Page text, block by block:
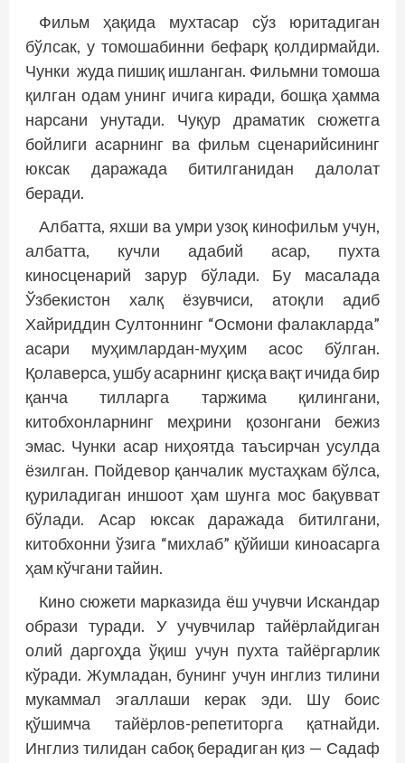
Фильм ҳақида мухтасар сўз юритадиган
бўлсак, у томошабинни бефарқ қолдирмайди.
Чунки жуда пишиқ ишланган. Фильмни томоша
қилган одам унинг ичига киради, бошқа ҳамма
нарсани унутади. Чуқур драматик сюжетга
бойлиги асарнинг ва фильм сценарийсининг
юксак даражада битилганидан далолат
беради.
Албатта, яхши ва умри узоқ кинофильм учун,
албатта, кучли адабий асар, пухта
киносценарий зарур бўлади. Бу масалада
Ўзбекистон халқ ёзувчиси, атоқли адиб
Хайриддин Султоннинг “Осмони фалакларда”
асари муҳимлардан-муҳим асос бўлган.
Қолаверса, ушбу асарнинг қисқа вақт ичида бир
қанча тилларга таржима қилингани,
китобхонларнинг меҳрини қозонгани бежиз
эмас. Чунки асар ниҳоятда таъсирчан усулда
ёзилган. Пойдевор қанчалик мустаҳкам бўлса,
қуриладиган иншоот ҳам шунга мос бақувват
бўлади. Асар юксак даражада битилгани,
китобхонни ўзига “михлаб” қўйиши киноасарга
ҳам кўчгани тайин.
Кино сюжети марказида ёш учувчи Искандар
образи туради. У учувчилар тайёрлайдиган
олий даргоҳда ўқиш учун пухта тайёргарлик
кўради. Жумладан, бунинг учун инглиз тилини
мукаммал эгаллаши керак эди. Шу боис
қўшимча тайёрлов-репетиторга қатнайди.
Инглиз тилидан сабоқ берадиган қиз — Садаф